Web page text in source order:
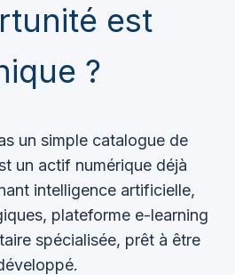
est
?
un simple catalogue de
un actif numérique déjà
intelligence artificielle,
plateforme e-learning
spécialisée, prêt à être